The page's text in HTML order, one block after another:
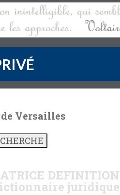
Versailles
DEFINITION
juridique